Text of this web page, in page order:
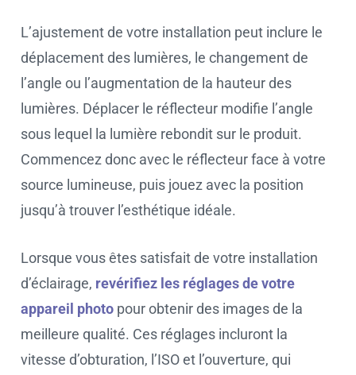
L’ajustement de votre installation peut inclure le
déplacement des lumières, le changement de
l’angle ou l’augmentation de la hauteur des
lumières. Déplacer le réflecteur modifie l’angle
sous lequel la lumière rebondit sur le produit.
Commencez donc avec le réflecteur face à votre
source lumineuse, puis jouez avec la position
jusqu’à trouver l’esthétique idéale.
Lorsque vous êtes satisfait de votre installation
d’éclairage, revérifiez les réglages de votre
appareil photo pour obtenir des images de la
meilleure qualité. Ces réglages incluront la
vitesse d’obturation, l’ISO et l’ouverture, qui